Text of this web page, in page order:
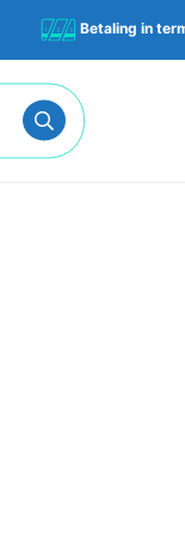
Betaling in